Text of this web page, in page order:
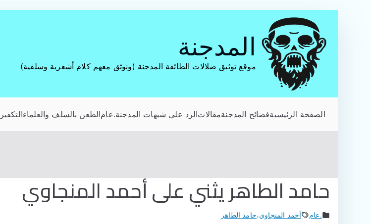
المحتوى
المدجنة
موقع توثيق ضلالات الطائفة المدجنة (ونوثق معهم كلام أشعرية وسلفية)
الصفحة الرئيسيةفضائح المدجنةمقالاتالرد على شبهات المدجنة.عامالطعن بالسلف والعلماءالتكفير
حامد الطاهر يثني على أحمد المنجاوي
.عام أحمد المنجاوي،حامد الطاهر